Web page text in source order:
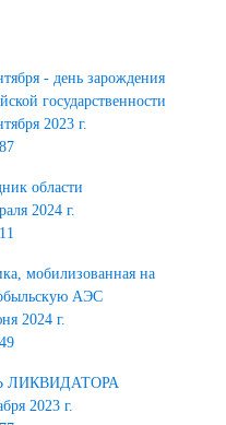
- день зарождения
государственности
2023 г.
области
2024 г.
мобилизованная на
АЭС
2024 г.
ЛИКВИДАТОРА
2023 г.